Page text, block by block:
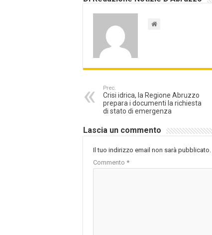
Prec.
Crisi idrica, la Regione Abruzzo
prepara i documenti la richiesta
di stato di emergenza
Lascia un commento
Il tuo indirizzo email non sarà pubblicato.
Commento *